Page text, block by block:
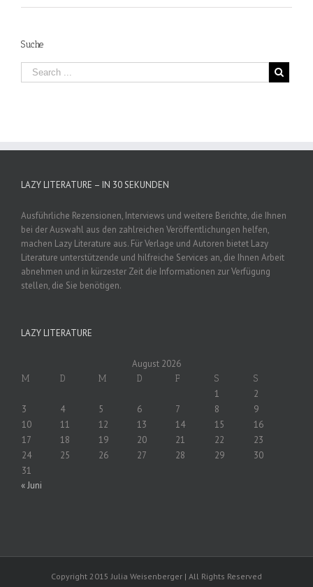
Suche
LAZY LITERATURE – IN 30 SEKUNDEN
Ausführliche Rezensionen, Interviews und weitere Berichte, die Ihnen
bei der Auswahl aus den zahlreichen Veröffentlichungen helfen,
machen Lazy Literature aus. Für Verlage und Autoren bietet Lazy
Literature unterstützende und hilfreiche Services an, die Ihnen Arbeit
abnehmen und in kürzester Zeit die Informationen zur Verfügung
stellen, die Sie benötigen.
LAZY LITERATURE
August 2026
M D M D F S S
1
2
3
4 5 6 7 8
9
10
11 12 13 14 15
16
17
18 19 20 21 22
23
24
25 26 27 28 29
30
31
« Juni
Copyright 2015 Julia Weisenberger | All Rights Reserved